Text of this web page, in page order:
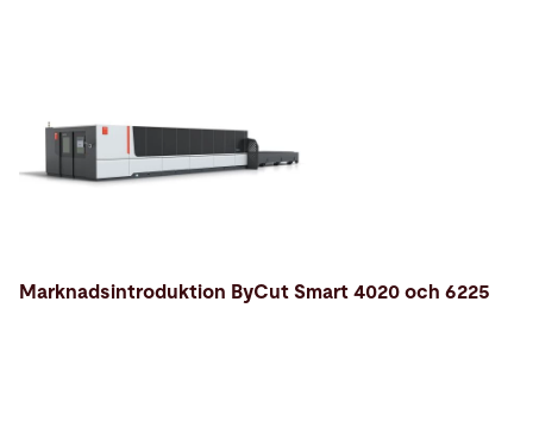
Marknadsintroduktion ByCut Smart 4020 och 6225